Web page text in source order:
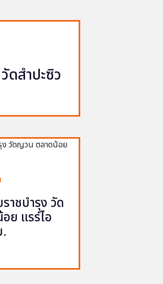
สำปะซิว
าชบำรุง วัด
ย แรร์ไอ